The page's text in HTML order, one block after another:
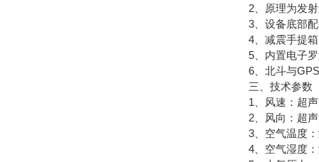
2、原理为发射
3、设备底部配
4、减震手提箱
5、内置电子罗
6、北斗与GPS
三、技术参数
1、风速：超声
2、风向：超声
3、空气温度：
4、空气湿度：